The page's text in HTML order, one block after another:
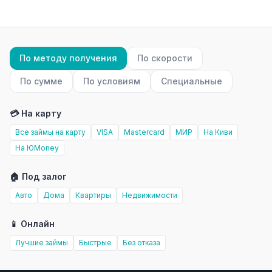
По методу получения По скорости
По сумме По условиям Специальные
💳 На карту
Все займы на карту VISA Mastercard МИР
На Киви
На ЮMoney
🏠 Под залог
Авто Дома Квартиры Недвижимости
📱 Онлайн
Лучшие займы Быстрые Без отказа